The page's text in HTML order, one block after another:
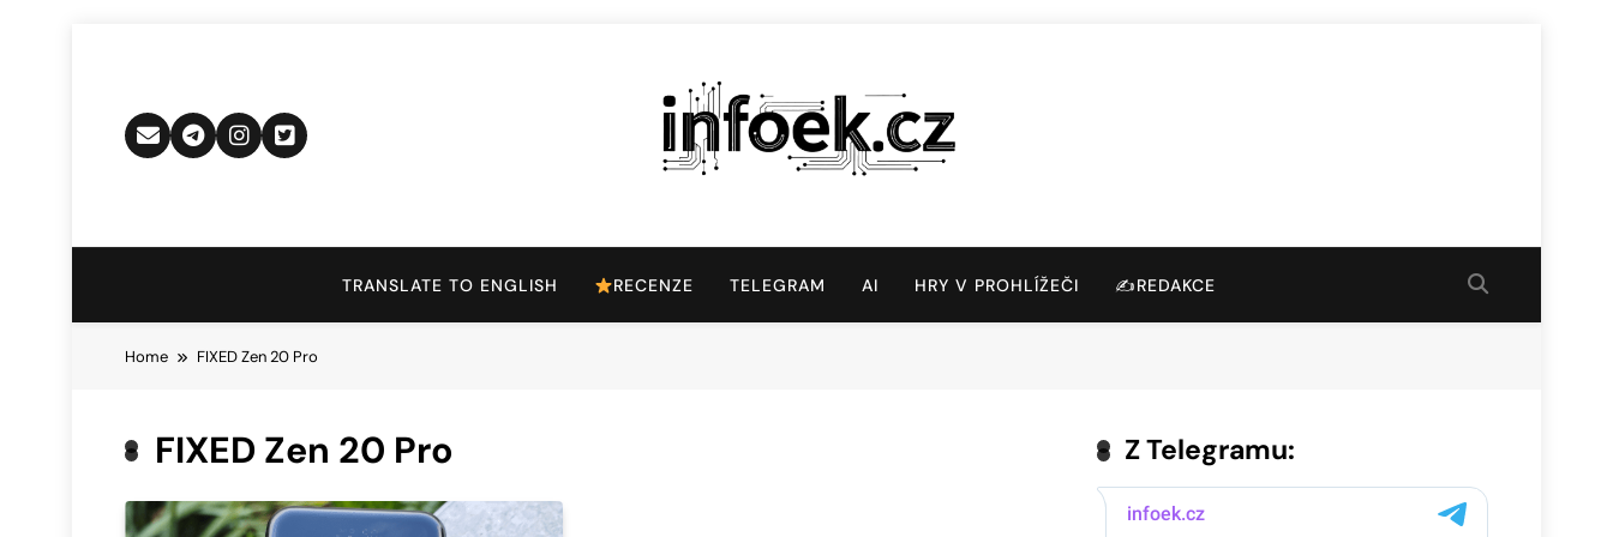
Infoek.cz
TRANSLATE TO ENGLISH RECENZE TELEGRAM AI HRY V PROHLÍŽEČI ✍️REDAKCE
Home FIXED Zen 20 Pro
FIXED Zen 20 Pro Z Telegramu: